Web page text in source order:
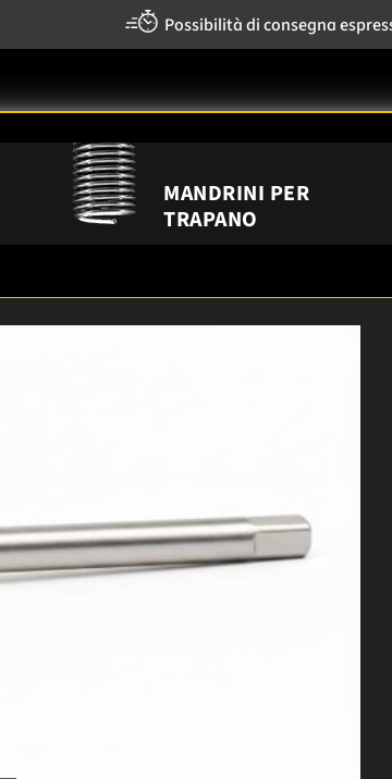
Possibilità di consegna
MANDRINI PER
TRAPANO